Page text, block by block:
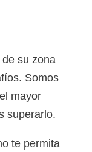
su zona
Somos
mayor
superarlo.
te permita